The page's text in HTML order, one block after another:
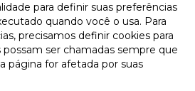
para definir suas preferências
quando você o usa. Para
precisamos definir cookies para
ser chamadas sempre que
página for afetada por suas